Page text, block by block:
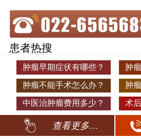
患者热搜
肿瘤早期症状有哪些？
肿瘤不能手术怎么办？
中医治肿瘤费用多少？
肿
肿
术
查看更多…